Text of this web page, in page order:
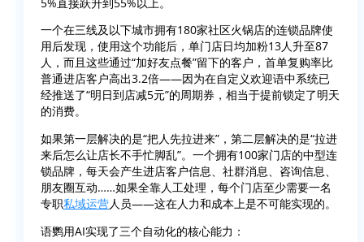
一个在三线及以下城市拥有180家社区火锅店的连锁品牌使
用后发现，使用这个功能后，单门店日均加粉13人升至87
人，而且这些通过“加好友点餐”留下的客户，首单复购率比
普通进店客户高出3.2倍——因为在自定义欢迎语中系统已
经推送了“明日到店减5元”的周期券，相当于提前锁定了明天
的消费。
如果第一层解决的是“把人先拉进来”，第二层解决的是“拉进
来后怎么让店长不手忙脚乱”。一个拥有100家门店的中型连
锁品牌，每天会产生进店客户信息、社群消息、咨询信息、
朋友圈互动……如果全靠人工处理，每个门店至少需要一名
专职私域运营人员——这在人力和成本上是不可能实现的。
语鹦用AI实现了三个自动化的核心能力：